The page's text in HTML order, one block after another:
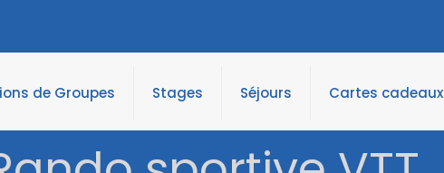
de Groupes Stages Séjours Cartes cadeaux